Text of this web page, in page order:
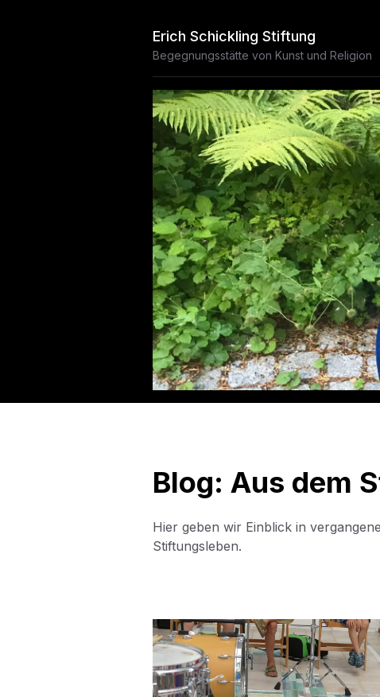
Erich Schickling Stiftung
Begegnungsstätte von Kunst und Religion
Blog: Aus dem
Hier geben wir Einblick in
Stiftungsleben.